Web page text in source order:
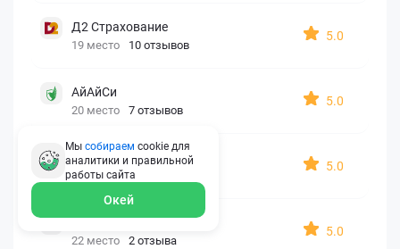
Д2 Страхование
19 место 10 отзывов
5.0
АйАйСи
20 место 7 отзывов
5.0
OxySport
21 место 6 отзывов
5.0
ERGO AXA
22 место 2 отзыва
5.0
Мы собираем cookie для
аналитики и правильной
работы сайта
Окей